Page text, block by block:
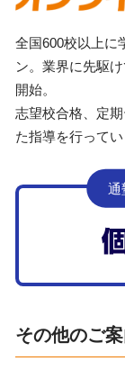
全国600校以上に
ン。業界に先駆
開始。
志望校合格、定
た指導を行ってい
通
その他のご